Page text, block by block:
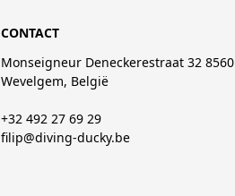
CONTACT
Monseigneur Deneckerestraat 32 8560
Wevelgem, België
+32 492 27 69 29
filip@diving-ducky.be